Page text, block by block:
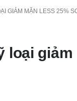
GIẢM MẶN LESS 25%
loại